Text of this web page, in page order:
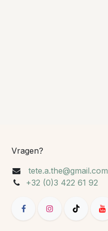
Vragen?
tete.a.the@gmail.com
+32 (0)3 422 61 92